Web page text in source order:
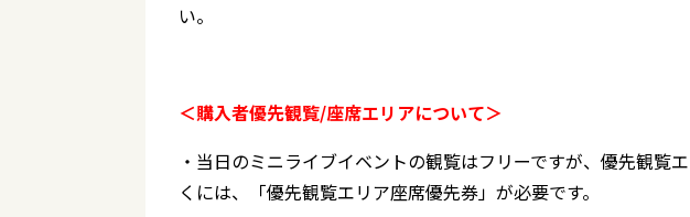
い。
＜購入者優先観覧/座席エリアについて＞
・当日のミニライブイベントの観覧はフリーですが、優先観覧
くには、「優先観覧エリア座席優先券」が必要です。